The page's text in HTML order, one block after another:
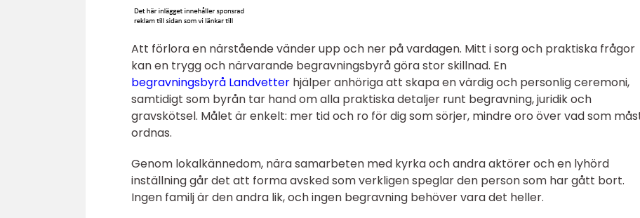
Att förlora en närstående vänder upp och ner på vardagen. Mitt i sorg och praktiska frågor
kan en trygg och närvarande begravningsbyrå göra stor skillnad. En
begravningsbyrå Landvetter hjälper anhöriga att skapa en värdig och personlig ceremoni,
samtidigt som byrån tar hand om alla praktiska detaljer runt begravning, juridik och
gravskötsel. Målet är enkelt: mer tid och ro för dig som sörjer, mindre oro över vad som
ordnas.
Genom lokalkännedom, nära samarbeten med kyrka och andra aktörer och en lyhörd
inställning går det att forma avsked som verkligen speglar den person som har gått bort.
Ingen familj är den andra lik, och ingen begravning behöver vara det heller.